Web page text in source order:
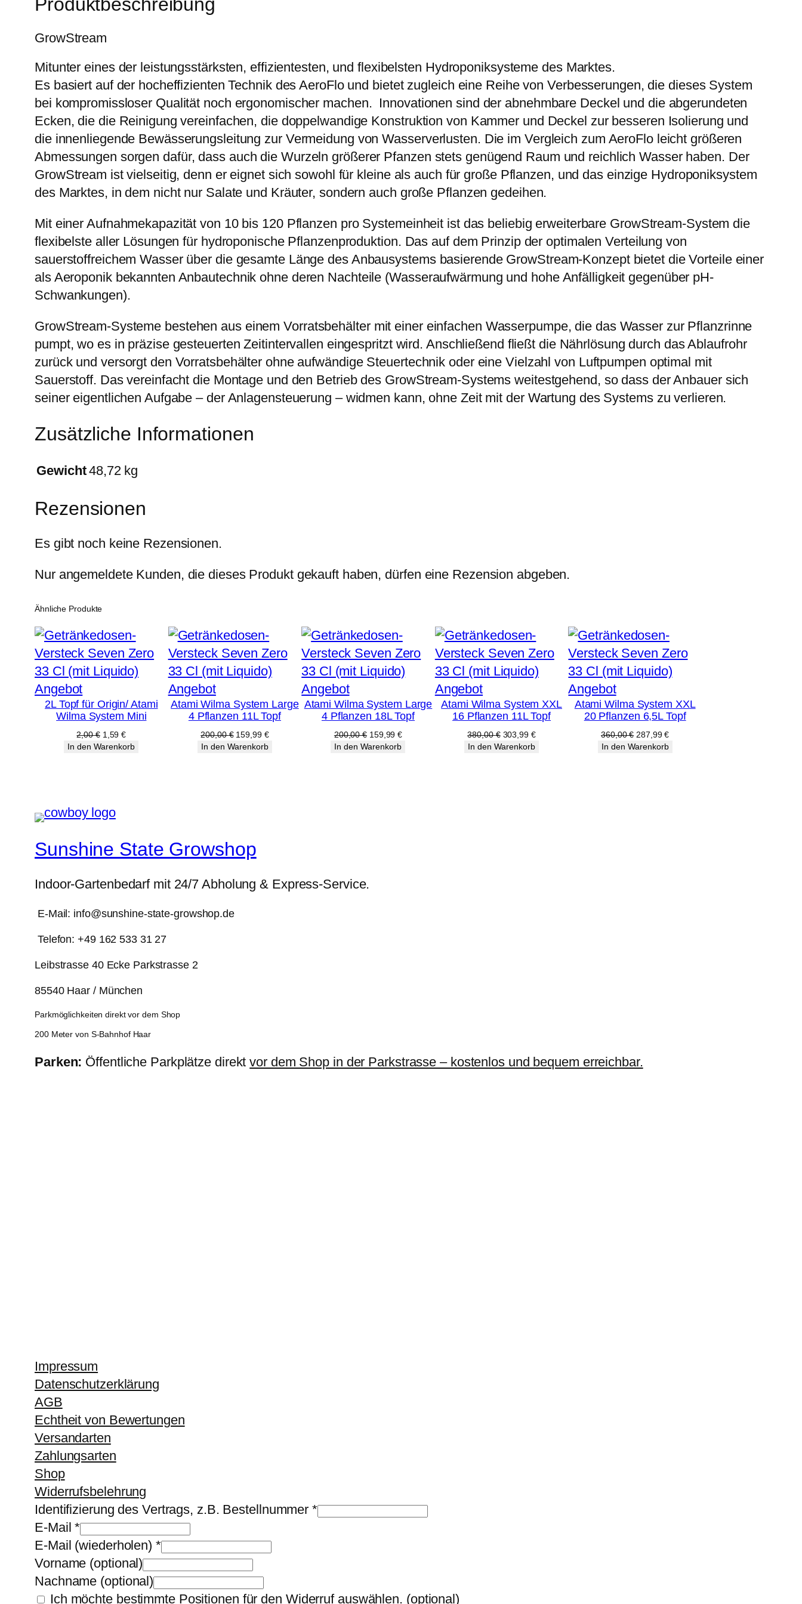
1
.
3
5
0
,
0
0
€
,
9
9
€
.
6
0
V
2
M
e
n
g
Produktbeschreibung
GrowStream
Mitunter eines der leistungsstärksten, effizientesten, und flexibelsten Hydroponiksysteme des Marktes.
Es basiert auf der hocheffizienten Technik des AeroFlo und bietet zugleich eine Reihe von Verbesserungen, die dieses System
bei kompromissloser Qualität noch ergonomischer machen. Innovationen sind der abnehmbare Deckel und die abgerundeten
Ecken, die die Reinigung vereinfachen, die doppelwandige Konstruktion von Kammer und Deckel zur besseren Isolierung und
die innenliegende Bewässerungsleitung zur Vermeidung von Wasserverlusten. Die im Vergleich zum AeroFlo leicht größeren
Abmessungen sorgen dafür, dass auch die Wurzeln größerer Pfanzen stets genügend Raum und reichlich Wasser haben. Der
GrowStream ist vielseitig, denn er eignet sich sowohl für kleine als auch für große Pflanzen, und das einzige Hydroponiksystem
des Marktes, in dem nicht nur Salate und Kräuter, sondern auch große Pflanzen gedeihen.
Mit einer Aufnahmekapazität von 10 bis 120 Pflanzen pro Systemeinheit ist das beliebig erweiterbare GrowStream-System die
flexibelste aller Lösungen für hydroponische Pflanzenproduktion. Das auf dem Prinzip der optimalen Verteilung von
sauerstoffreichem Wasser über die gesamte Länge des Anbausystems basierende GrowStream-Konzept bietet die Vorteile einer
als Aeroponik bekannten Anbautechnik ohne deren Nachteile (Wasseraufwärmung und hohe Anfälligkeit gegenüber pH-
Schwankungen).
GrowStream-Systeme bestehen aus einem Vorratsbehälter mit einer einfachen Wasserpumpe, die das Wasser zur Pflanzrinne
pumpt, wo es in präzise gesteuerten Zeitintervallen eingespritzt wird. Anschließend fließt die Nährlösung durch das Ablaufrohr
zurück und versorgt den Vorratsbehälter ohne aufwändige Steuertechnik oder eine Vielzahl von Luftpumpen optimal mit
Sauerstoff. Das vereinfacht die Montage und den Betrieb des GrowStream-Systems weitestgehend, so dass der Anbauer sich
seiner eigentlichen Aufgabe – der Anlagensteuerung – widmen kann, ohne Zeit mit der Wartung des Systems zu verlieren.
Zusätzliche Informationen
Gewicht48,72 kg
Rezensionen
Es gibt noch keine Rezensionen.
Nur angemeldete Kunden, die dieses Produkt gekauft haben, dürfen eine Rezension abgeben.
Ähnliche Produkte
AngebotProdukt
im
Angebot
2L Topf für Origin/ Atami
Wilma System Mini
2,00€ Ursprünglicher
Preis
1,59€Aktueller
Preis
In den Warenkorb
AngebotProdukt
im
Angebot
Atami Wilma System Large
4 Pflanzen 11L Topf
200,00€ Ursprünglicher
Preis
159,99 €Aktueller
Preis
In den Warenkorb
AngebotProdukt
im
Angebot
Atami Wilma System Large
4 Pflanzen 18L Topf
200,00€ Ursprünglicher
Preis
159,99€Aktueller
In den Warenkorb
AngebotProdukt
im
Angebot
Atami Wilma System XXL
16 Pflanzen 11L Topf
380,00€ Ursprünglicher
Preis
303,99 €Aktueller
Preis
In den Warenkorb
AngebotProdukt
im
Angebot
Atami Wilma System XXL
20 Pflanzen 6,5L Topf
360,00€ Ursprünglicher
Preis
287,99€Aktueller
Preis
In den Warenkorb
Sunshine State Growshop
Indoor-Gartenbedarf mit 24/7 Abholung & Express-Service.
E-Mail: info@sunshine-state-growshop.de
Telefon: +49 162 533 31 27
Leibstrasse 40 Ecke Parkstrasse 2
85540 Haar / München
Parkmöglichkeiten direkt vor dem Shop
200 Meter von S-Bahnhof Haar
Parken: Öffentliche Parkplätze direktvor dem Shop in der Parkstrasse – kostenlos und bequem erreichbar.
Impressum
Datenschutzerklärung
AGB
Echtheit von Bewertungen
Versandarten
Zahlungsarten
Shop
Widerrufsbelehrung
Identifizierung des Vertrags, z.B. Bestellnummer*
E-Mail*
E-Mail (wiederholen) *
Vorname (optional)
Nachname (optional)
Ich möchte bestimmte Positionen für den Widerruf auswählen. (optional)